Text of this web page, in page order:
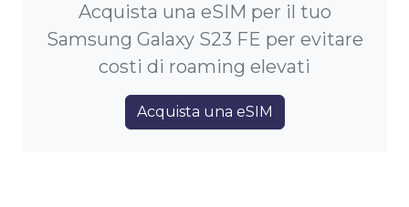
Acquista una eSIM per il tuo
Samsung Galaxy S23 FE per evitare
costi di roaming elevati
Acquista una eSIM